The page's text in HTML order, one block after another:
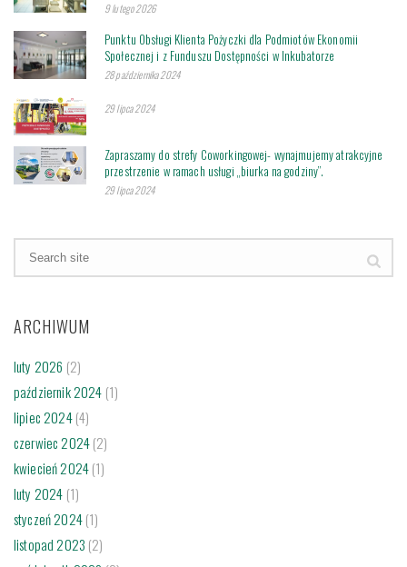
9 lutego 2026
Punktu Obsługi Klienta Pożyczki dla Podmiotów Ekonomii
Społecznej i z Funduszu Dostępności w Inkubatorze
28 października 2024
29 lipca 2024
Zapraszamy do strefy Coworkingowej- wynajmujemy atrakcyjne
przestrzenie w ramach usługi „biurka na godziny”.
29 lipca 2024
ARCHIWUM
luty 2026 (2)
październik 2024 (1)
lipiec 2024(4)
czerwiec 2024(2)
kwiecień 2024(1)
luty 2024 (1)
styczeń 2024(1)
listopad 2023 (2)